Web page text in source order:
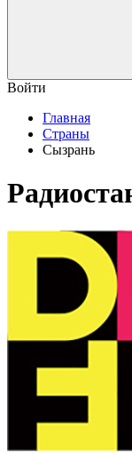
Войти
Главная
Страны
Сызрань